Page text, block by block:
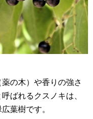
の木）や香りの強さ
ばれるクスノキは、
葉樹です。